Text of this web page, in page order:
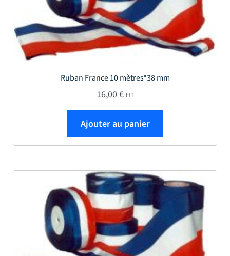
Ruban France 10 mètres*38 mm
16,00€ HT
Ajouter au panier